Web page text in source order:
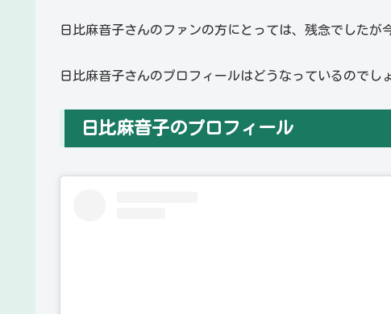
日比麻音子さんのファンの方にとっては、残念でしたが
日比麻音子さんのプロフィールはどうなっているのでし
日比麻音子のプロフィール